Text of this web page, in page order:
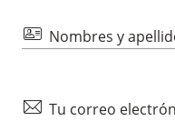
id Nombres y
mail Tu correo